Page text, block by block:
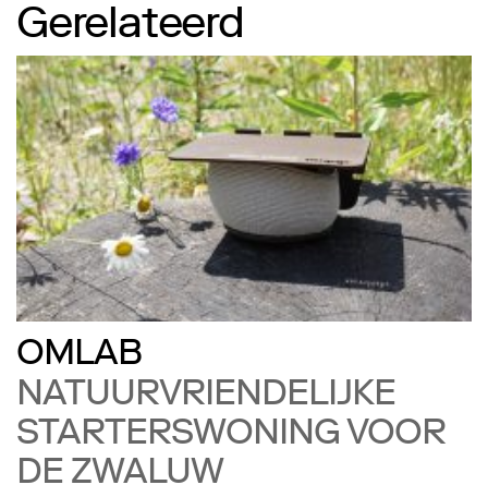
Gerelateerd
OMLAB
NATUURVRIENDELIJKE
STARTERSWONING VOOR
DE ZWALUW